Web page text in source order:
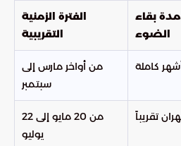
مدة بقاء
الضوء
الفترة الزمنية
التقريبية
من أواخر مارس إلى
سبتمبر
تقريباً
من 20 مايو إلى 22
يوليو